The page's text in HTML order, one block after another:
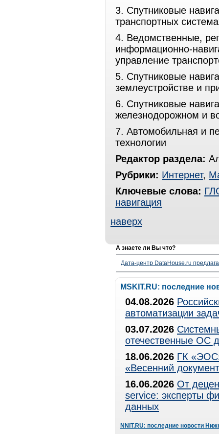
3. Спутниковые
транспортных
4. Ведомственные,
информационно-
управление
5. Спутниковые
землеустройстве и
6. Спутниковые
железнодорожном и
7. Автомобильная и
технологии
Редактор раздела:
Рубрики: Интернет,
Ключевые слова:
навигация
наверх
А знаете ли Вы что?
Дата-центр DataHouse.ru
MSKIT.RU: последние
04.08.2026
автоматизации
03.07.2026
отечественные ОС
18.06.2026 ГК
«Весенний
16.06.2026 От
service: эксперты
данных
NNIT.RU: последние новости